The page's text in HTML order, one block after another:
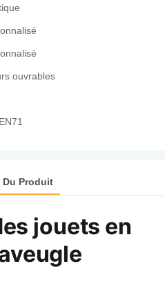
ouvrables
Du Produit
jouets en